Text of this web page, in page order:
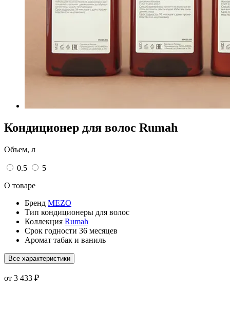
Кондиционер для волос Rumah
Объем, л
0.5
5
О товаре
Бренд MEZO
Тип кондиционеры для волос
Коллекция Rumah
Срок годности 36 месяцев
Аромат табак и ваниль
Все характеристики
от 3 433 ₽